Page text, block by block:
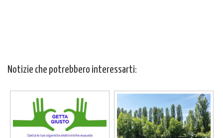
Notizie che potrebbero interessarti: